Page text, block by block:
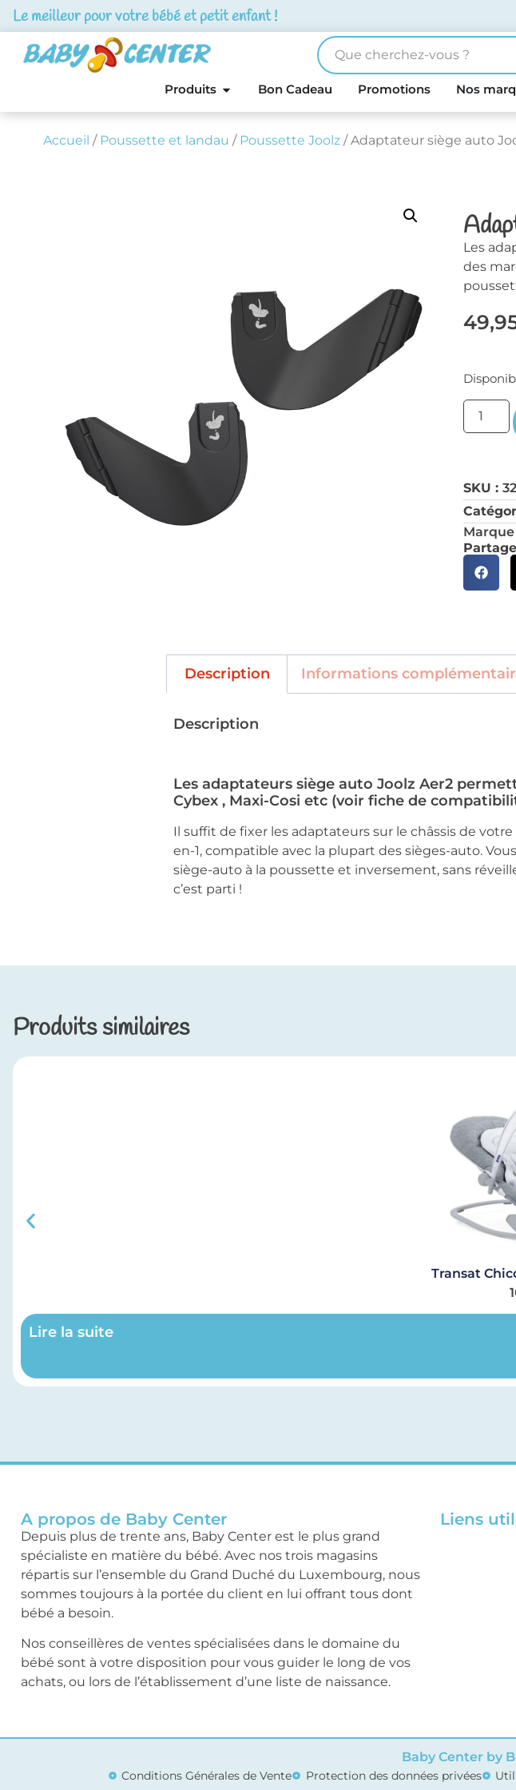
Le meilleur pour votre bébé et petit enfant !
Produits Bon Cadeau Promotions Nos
Accueil / Poussette et landau / Poussette Joolz/ Adaptateur siège auto
Les
des
SKU :
Description Informations
Description
Les adaptateurs siège auto Joolz Aer2
Cybex , Maxi-Cosi etc (voir fiche de
Il suffit de fixer les adaptateurs sur le châssis de
en-1, compatible avec la plupart des sièges-auto.
siège-auto à la poussette et inversement, sans
c’est parti !
Produits similaires
Transat
Lire la suite
A propos de Baby Center
Depuis plus de trente ans, Baby Center est le plus grand
spécialiste en matière du bébé. Avec nos trois magasins
répartis sur l’ensemble du Grand Duché du Luxembourg, nous
sommes toujours à la portée du client en lui offrant tous dont
bébé a besoin.
Nos conseillères de ventes spécialisées dans le domaine du
bébé sont à votre disposition pour vous guider le long de vos
achats, ou lors de l’établissement d’une liste de naissance.
Liens
Baby Center by
Conditions Générales de Vente Protection des données privées